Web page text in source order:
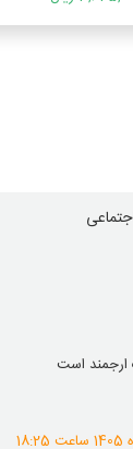
ارجمند است